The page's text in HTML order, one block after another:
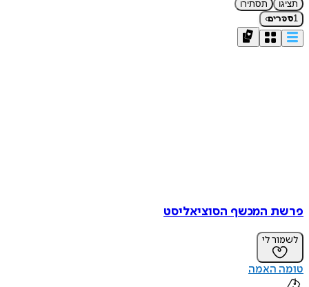
תציגו
תסתירו
1ספרים›
פרשת המכשף הסוציאליסט
לשמור לי
טומה האמה